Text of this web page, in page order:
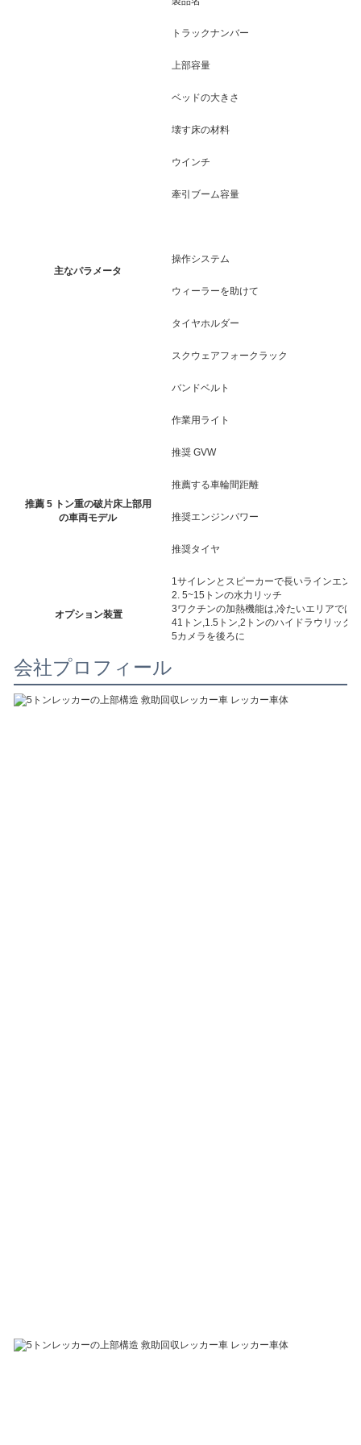
主なパラメータ
トラックナンバー
上部容量
ベッドの大きさ
壊す床の材料
ウインチ
牽引ブーム容量
操作システム
ウィーラーを助けて
タイヤホルダー
スクウェアフォークラック
バンドベルト
作業用ライト
推薦 5 トン重の破片床上部用
の車両モデル
推奨 GVW
推薦する車輪間距離
推奨エンジンパワー
推奨タイヤ
オプション装置
1サイレンとスピーカーで長いラインエン
2. 5~15トンの水力リッチ
3ワクチンの加熱機能は,冷たいエリアでは;
41トン,1.5トン,2トンのハイドラウリック
5カメラを後ろに
会社プロフィール